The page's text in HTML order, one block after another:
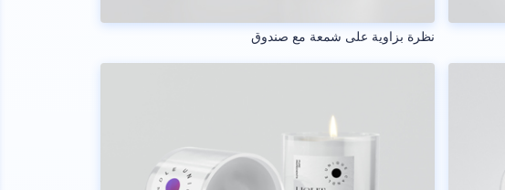
نظرة بزاوية على شمعة مع صندوق